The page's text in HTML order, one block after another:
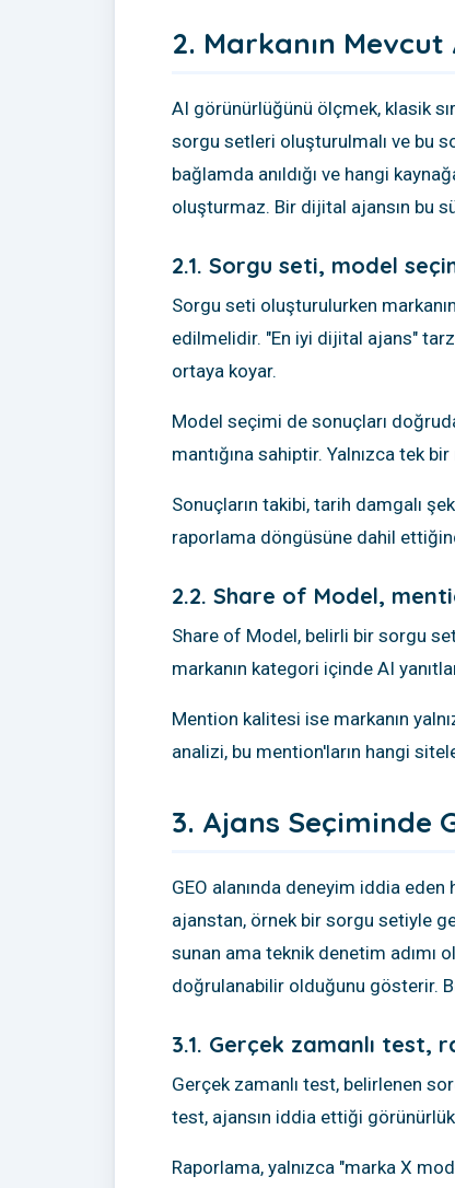
2. Markanın
AI görünürlüğünü ölçmek, klasik
sorgu setleri oluşturulmalı ve bu
bağlamda anıldığı ve hangi
oluşturmaz. Bir dijital ajansın bu
2.1. Sorgu seti, model
Sorgu seti oluşturulurken
edilmelidir. "En iyi dijital ajans"
ortaya koyar.
Model seçimi de sonuçları
mantığına sahiptir. Yalnızca tek
Sonuçların takibi, tarih damgalı
raporlama döngüsüne dahil
2.2. Share of Model,
Share of Model, belirli bir sorgu
markanın kategori içinde AI
Mention kalitesi ise markanın
analizi, bu mention'ların hangi
3. Ajans Seçiminde
GEO alanında deneyim iddia
ajanstan, örnek bir sorgu setiyle
sunan ama teknik denetim adımı
doğrulanabilir olduğunu gösterir.
3.1. Gerçek zamanlı
Gerçek zamanlı test, belirlenen
test, ajansın iddia ettiği
Raporlama, yalnızca "marka X